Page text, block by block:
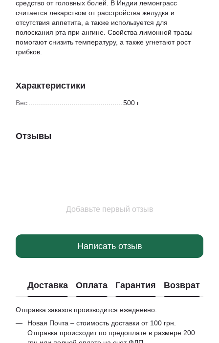
средство от головных болей. В Индии лемонграсс
считается лекарством от расстройства желудка и
отсутствия аппетита, а также используется для
полоскания рта при ангине. Свойства лимонной травы
помогают снизить температуру, а также угнетают рост
грибков.
Характеристики
Вес 500 г
Отзывы
Добавьте первый отзыв
Написать отзыв
Доставка Оплата Гарантия Возврат
Отправка заказов производится ежедневно.
Новая Почта – стоимость доставки от 100 грн.
Отправка происходит по предоплате в размере 200